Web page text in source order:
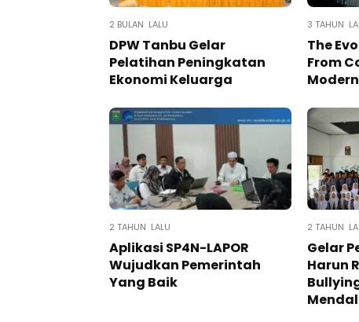
2 BULAN LALU
DPW Tanbu Gelar
Pelatihan Peningkatan
Ekonomi Keluarga
3 TAHUN
The
From
2 TAHUN LALU
Aplikasi SP4N-LAPOR
Wujudkan Pemerintah
Yang Baik
2 TAHUN
Gelar
Harun